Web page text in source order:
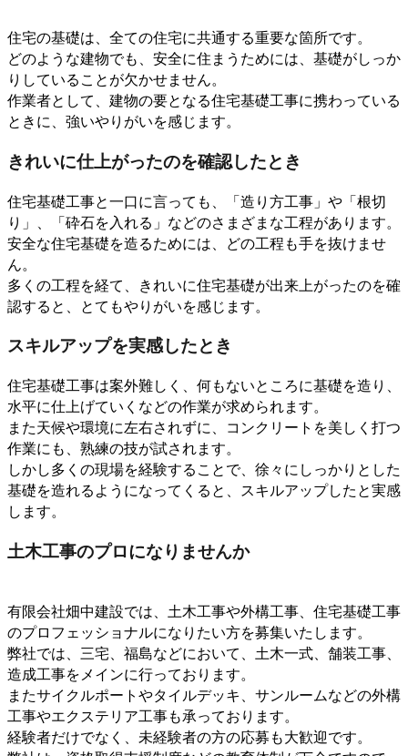
住宅の基礎は、全ての住宅に共通する重要な箇所です。
どのような建物でも、安全に住まうためには、基礎がしっか
りしていることが欠かせません。
作業者として、建物の要となる住宅基礎工事に携わっている
ときに、強いやりがいを感じます。
きれいに仕上がったのを確認したとき
住宅基礎工事と一口に言っても、「造り方工事」や「根切
り」、「砕石を入れる」などのさまざまな工程があります。
安全な住宅基礎を造るためには、どの工程も手を抜けませ
ん。
多くの工程を経て、きれいに住宅基礎が出来上がったのを確
認すると、とてもやりがいを感じます。
スキルアップを実感したとき
住宅基礎工事は案外難しく、何もないところに基礎を造り、
水平に仕上げていくなどの作業が求められます。
また天候や環境に左右されずに、コンクリートを美しく打つ
作業にも、熟練の技が試されます。
しかし多くの現場を経験することで、徐々にしっかりとした
基礎を造れるようになってくると、スキルアップしたと実感
します。
土木工事のプロになりませんか
有限会社畑中建設では、土木工事や外構工事、住宅基礎工事
のプロフェッショナルになりたい方を募集いたします。
弊社では、三宅、福島などにおいて、土木一式、舗装工事、
造成工事をメインに行っております。
またサイクルポートやタイルデッキ、サンルームなどの外構
工事やエクステリア工事も承っております。
経験者だけでなく、未経験者の方の応募も大歓迎です。